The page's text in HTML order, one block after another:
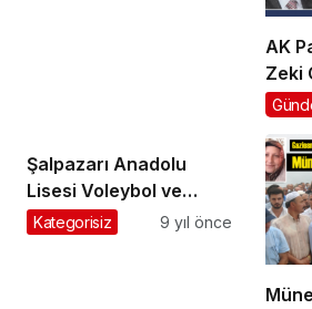
AK
Zeki
Şalpazarı Anadolu
Lisesi Voleybol ve
Futsalda şampiyon oldu
Kategorisiz 9 yıl önce